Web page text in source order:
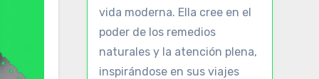
vida moderna. Ella cree en el
poder de los remedios
naturales y la atención plena,
inspirándose en sus viajes